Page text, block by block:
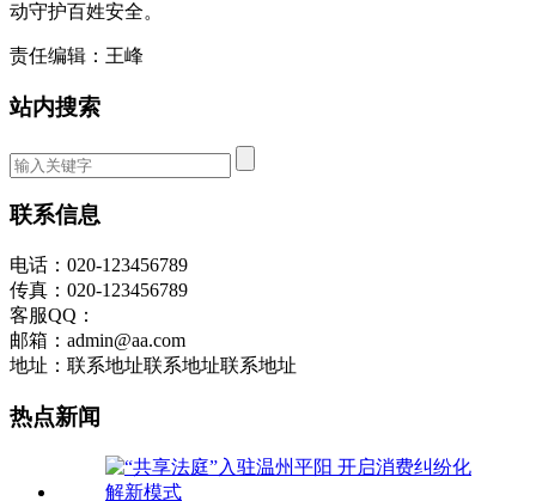
动守护百姓安全。
责任编辑：王峰
站内搜索
联系信息
电话：020-123456789
传真：020-123456789
客服QQ：
邮箱：admin@aa.com
地址：联系地址联系地址联系地址
热点新闻